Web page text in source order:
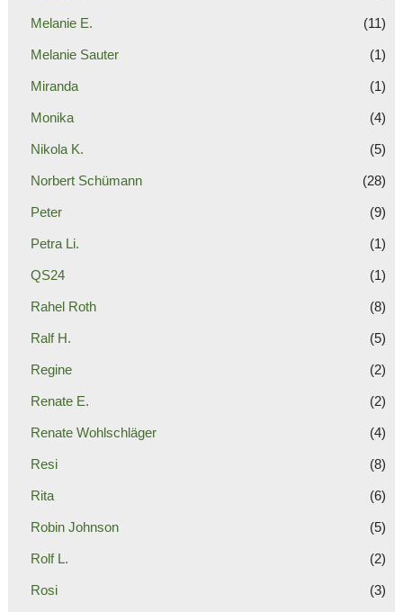
Melanie E. (11)
Melanie Sauter (1)
Miranda (1)
Monika (4)
Nikola K. (5)
Norbert Schümann (28)
Peter (9)
Petra Li. (1)
QS24 (1)
Rahel Roth (8)
Ralf H. (5)
Regine (2)
Renate E. (2)
Renate Wohlschläger (4)
Resi (8)
Rita (6)
Robin Johnson (5)
Rolf L. (2)
Rosi (3)